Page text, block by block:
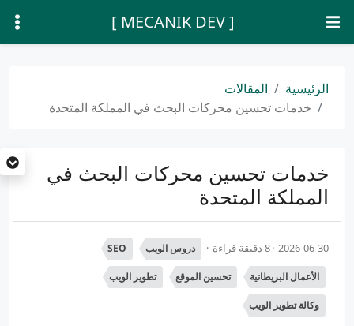
[ MECANIK DEV ]
الرئيسية
المقالات
خدمات تحسين محركات البحث في المملكة المتحدة
خدمات تحسين محركات البحث في
المملكة المتحدة
2026-06-30 8 دقيقة قراءة دروس الويب SEO
الأعمال البريطانية تحسين الموقع تطوير الويب
وكالة تطوير الويب